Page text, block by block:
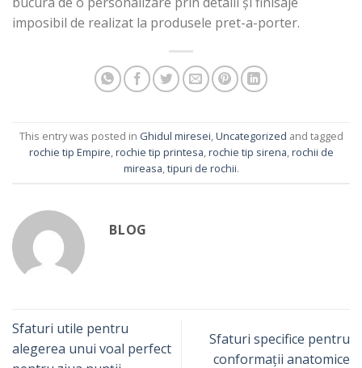
imposibil de realizat la produsele pret-a-porter.
This entry was posted in Ghidul miresei,Uncategorized and tagged
rochie tip Empire,rochie tip printesa,rochie tip sirena,rochii de
mireasa,tipuri de rochii.
BLOG
Sfaturi utile pentru
alegerea unui voal perfect
Sfaturi specifice pentru
conformații anatomice